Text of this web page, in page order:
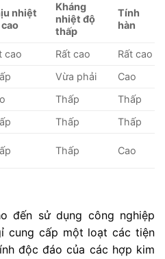
nhiệt
Kháng
nhiệt độ
thấp
Tính
hàn
cao Rất cao
Rất cao
Vừa phải
Cao
Thấp
Thấp
Thấp
Thấp
Thấp Cao
đến sử dụng công nghiệp
cung cấp một loạt các tiện
độc đáo của các hợp kim